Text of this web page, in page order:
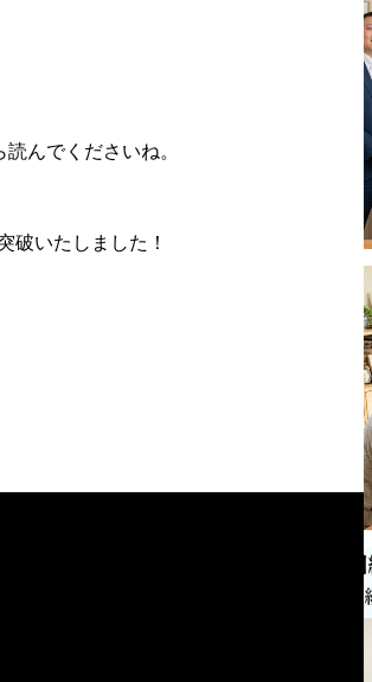
んでくださいね。
破いたしました！